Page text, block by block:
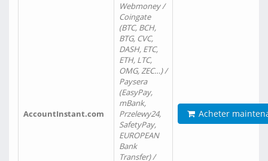
AccountInstant.com
Webmoney /
Coingate
(BTC, BCH,
BTG, CVC,
DASH, ETC,
ETH, LTC,
OMG, ZEC…) /
Paysera
(EasyPay,
mBank,
Przelewy24,
SafetyPay,
EUROPEAN
Bank
Transfer) /
Acheter